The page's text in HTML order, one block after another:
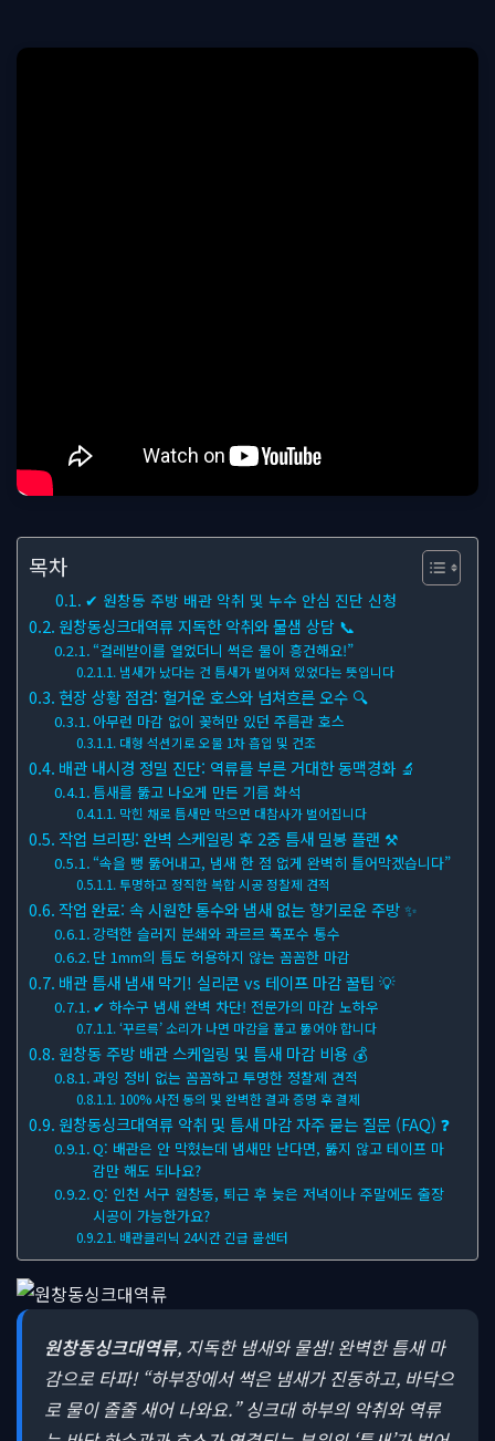
기
목차
✔ 원창동 주방 배관 악취 및 누수 안심 진단 신청
원창동싱크대역류 지독한 악취와 물샘 상담 📞
“걸레받이를 열었더니 썩은 물이 흥건해요!”
냄새가 났다는 건 틈새가 벌어져 있었다는 뜻입니다
현장 상황 점검: 헐거운 호스와 넘쳐흐른 오수 🔍
아무런 마감 없이 꽂혀만 있던 주름관 호스
대형 석션기로 오물 1차 흡입 및 건조
배관 내시경 정밀 진단: 역류를 부른 거대한 동맥경화 🔬
틈새를 뚫고 나오게 만든 기름 화석
막힌 채로 틈새만 막으면 대참사가 벌어집니다
작업 브리핑: 완벽 스케일링 후 2중 틈새 밀봉 플랜 ⚒
“속을 뻥 뚫어내고, 냄새 한 점 없게 완벽히 틀어막겠습니다”
투명하고 정직한 복합 시공 정찰제 견적
작업 완료: 속 시원한 통수와 냄새 없는 향기로운 주방 ✨
강력한 슬러지 분쇄와 콰르르 폭포수 통수
단 1mm의 틈도 허용하지 않는 꼼꼼한 마감
배관 틈새 냄새 막기! 실리콘 vs 테이프 마감 꿀팁 💡
✔ 하수구 냄새 완벽 차단! 전문가의 마감 노하우
‘꾸르륵’ 소리가 나면 마감을 풀고 뚫어야 합니다
원창동 주방 배관 스케일링 및 틈새 마감 비용 💰
과잉 정비 없는 꼼꼼하고 투명한 정찰제 견적
100% 사전 동의 및 완벽한 결과 증명 후 결제
원창동싱크대역류 악취 및 틈새 마감 자주 묻는 질문 (FAQ) ❓
Q: 배관은 안 막혔는데 냄새만 난다면, 뚫지 않고 테이프 마
감만 해도 되나요?
Q: 인천 서구 원창동, 퇴근 후 늦은 저녁이나 주말에도 출장
시공이 가능한가요?
배관클리닉 24시간 긴급 콜센터
원창동싱크대역류, 지독한 냄새와 물샘! 완벽한 틈새 마
감으로 타파! “하부장에서 썩은 냄새가 진동하고, 바닥으
로 물이 줄줄 새어 나와요.” 싱크대 하부의 악취와 역류